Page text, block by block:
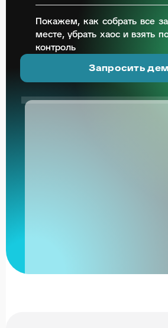
Покажем, как собрать все
месте, убрать хаос и взять
контроль
Запросить